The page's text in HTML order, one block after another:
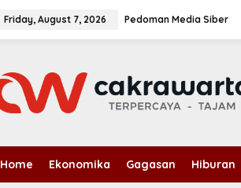
Friday, August 7, 2026 Pedoman Media Siber
Home Ekonomika Gagasan Hiburan